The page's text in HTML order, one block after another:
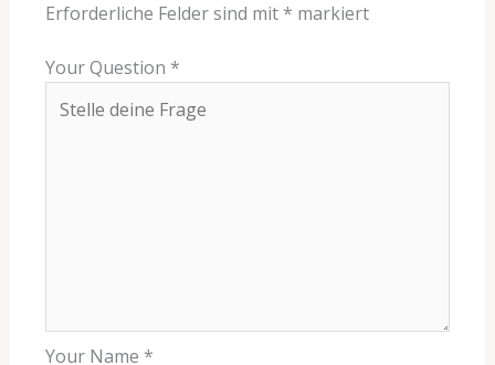
Erforderliche Felder sind mit * markiert
Your Question *
Your Name *